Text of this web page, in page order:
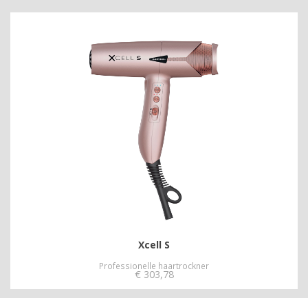
Xcell S
Professionelle haartrockner
€ 303,78